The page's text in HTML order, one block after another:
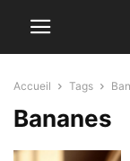
Accueil Tags
Bananes